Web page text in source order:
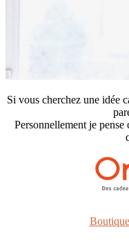
Si vous cherchez une idée
Personnellement je
Boutique